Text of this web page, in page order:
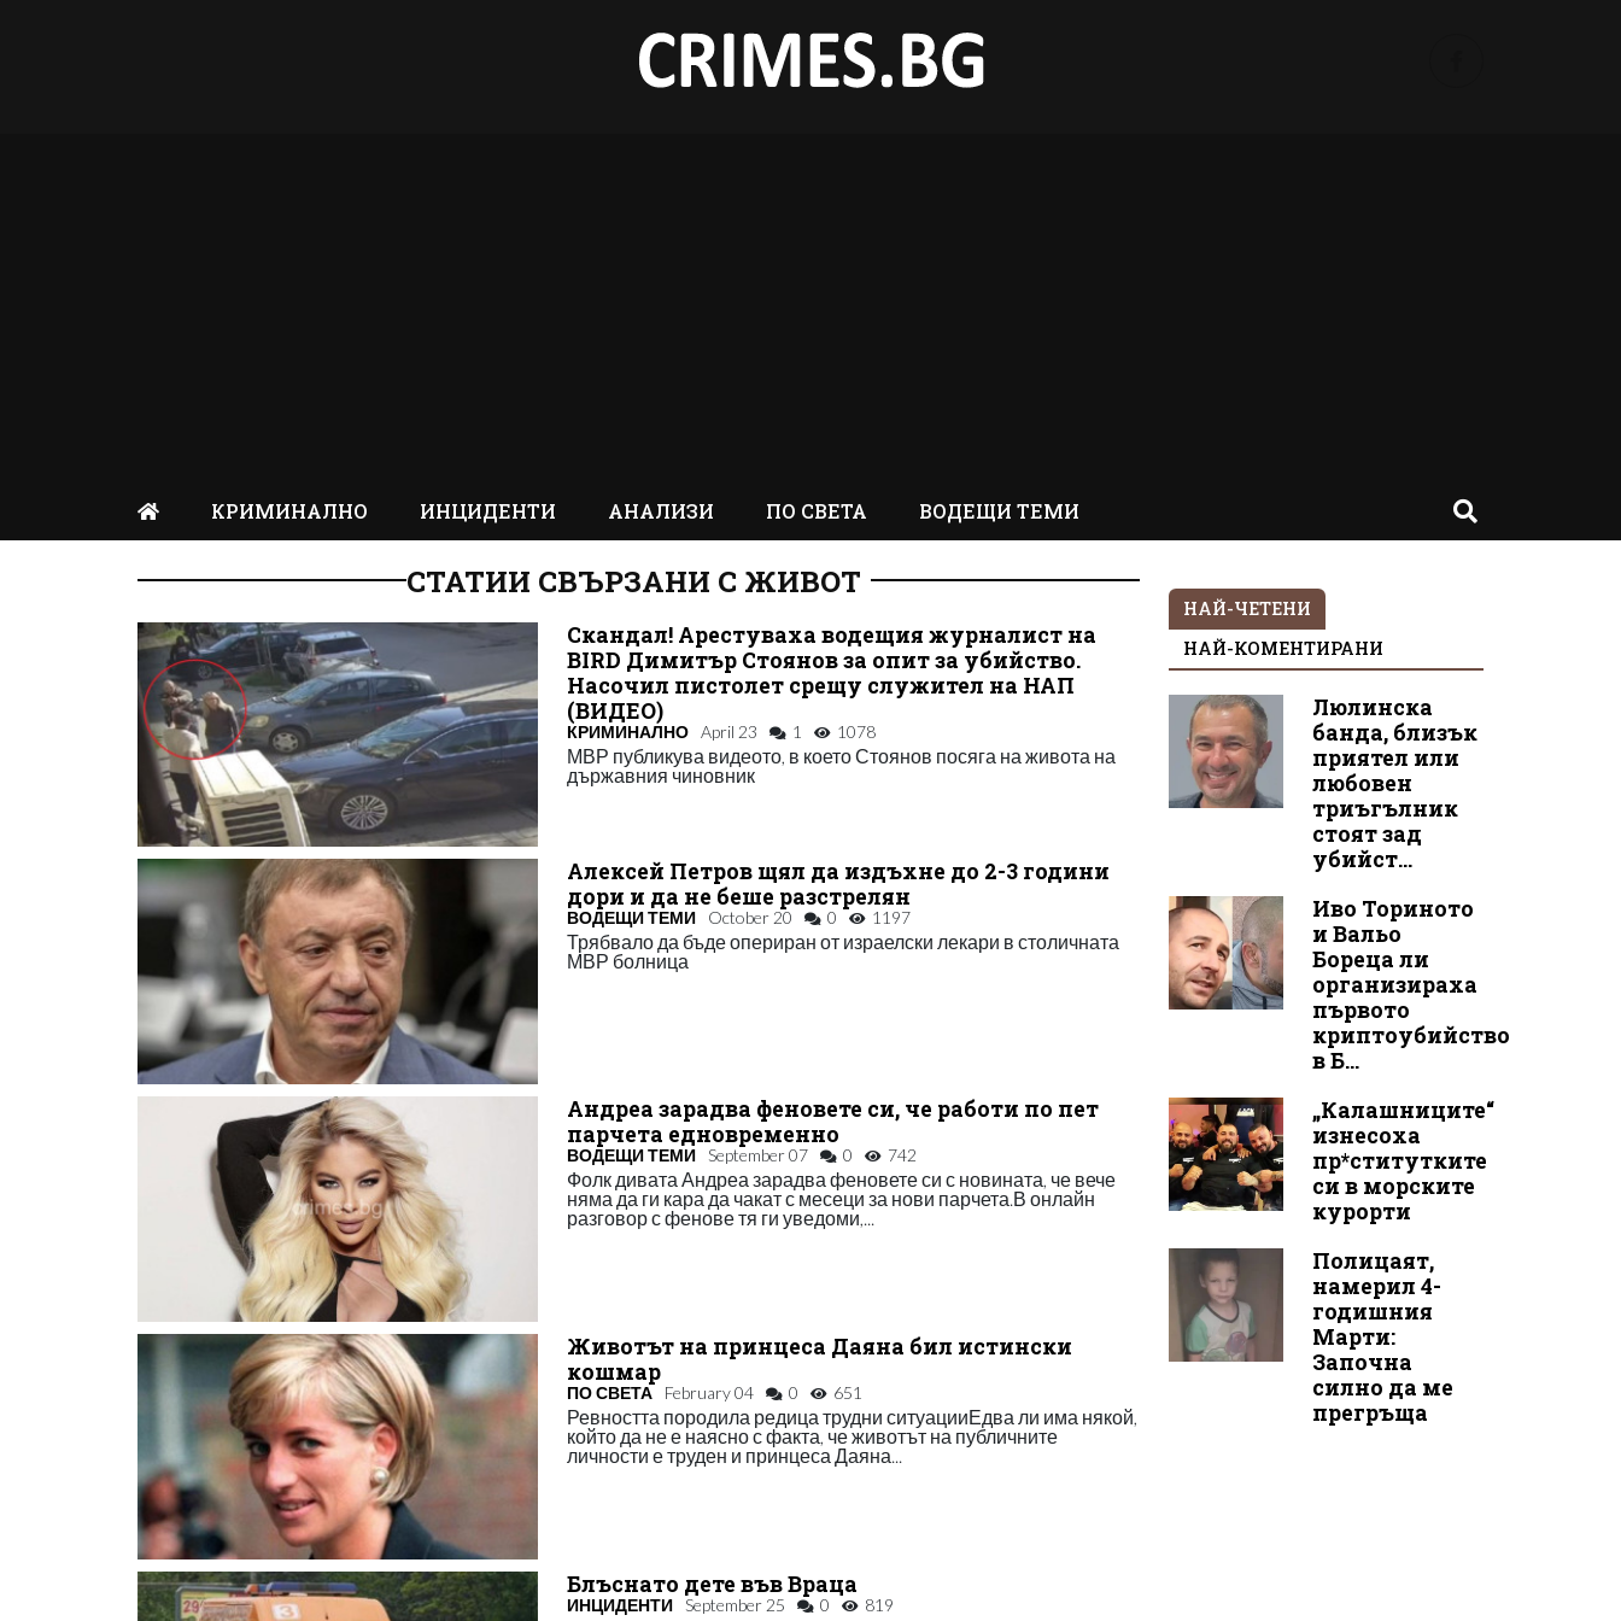
КРИМИНАЛНО ИНЦИДЕНТИ АНАЛИЗИ ПО СВЕТА ВОДЕЩИ ТЕМИ
СТАТИИ СВЪРЗАНИ С ЖИВОТ
Скандал! Арестуваха водещия журналист на
BIRD Димитър Стоянов за опит за убийство.
Насочил пистолет срещу служител на НАП
(ВИДЕО)
КРИМИНАЛНО April 23 1 1078
МВР публикува видеото, в което Стоянов посяга на живота на
държавния чиновник
Алексей Петров щял да издъхне до 2-3 години
дори и да не беше разстрелян
ВОДЕЩИ ТЕМИ October 20 0 1197
Трябвало да бъде опериран от израелски лекари в столичната
МВР болница
Андреа зарадва феновете си, че работи по пет
парчета едновременно
ВОДЕЩИ ТЕМИ September 07 0 742
Фолк дивата Андреа зарадва феновете си с новината, че вече
няма да ги кара да чакат с месеци за нови парчета.В онлайн
разговор с фенове тя ги уведоми,...
Животът на принцеса Даяна бил истински
кошмар
ПО СВЕТА February 04 0 651
Ревността породила редица трудни ситуацииЕдва ли има някой,
който да не е наясно с факта, че животът на публичните
личности е труден и принцеса Даяна...
Блъснато дете във Враца
ИНЦИДЕНТИ September 25 0 819
НАЙ-ЧЕТЕНИ
НАЙ-КОМЕНТИРАНИ
Люлинска
банда, близък
приятел или
любовен
триъгълник
стоят зад
убийст...
Иво Ториното
и Вальо
Бореца ли
организираха
първото
криптоубийство
в Б...
„Калашниците“
изнесоха
пр*ститутките
си в морските
курорти
Полицаят,
намерил 4-
годишния
Марти:
Започна
силно да ме
прегръща